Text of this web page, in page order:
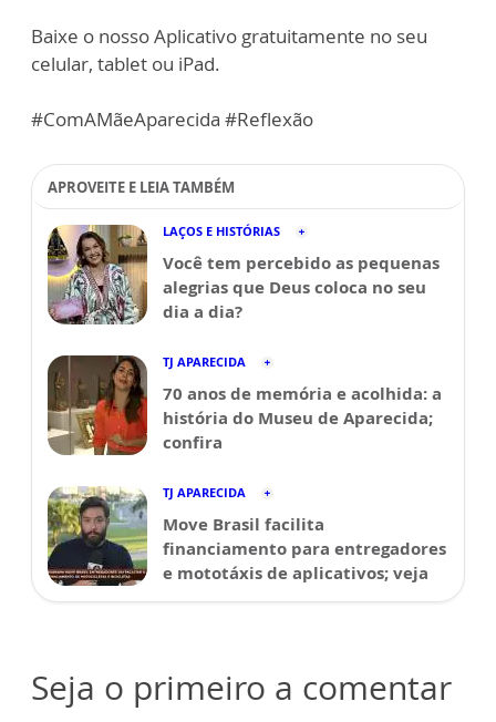
Baixe o nosso Aplicativo gratuitamente no seu
celular, tablet ou iPad.
#ComAMãeAparecida #Reflexão
APROVEITE E LEIA TAMBÉM
LAÇOS E HISTÓRIAS
Você tem percebido as pequenas
alegrias que Deus coloca no seu
dia a dia?
TJ APARECIDA
70 anos de memória e acolhida: a
história do Museu de Aparecida;
confira
TJ APARECIDA
Move Brasil facilita
financiamento para entregadores
e mototáxis de aplicativos; veja
Seja o primeiro a comentar